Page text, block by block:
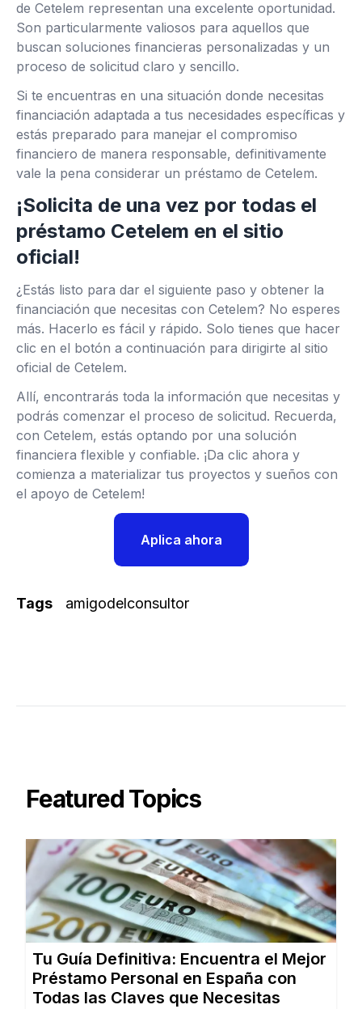
de Cetelem representan una excelente oportunidad.
Son particularmente valiosos para aquellos que
buscan soluciones financieras personalizadas y un
proceso de solicitud claro y sencillo.
Si te encuentras en una situación donde necesitas
financiación adaptada a tus necesidades específicas y
estás preparado para manejar el compromiso
financiero de manera responsable, definitivamente
vale la pena considerar un préstamo de Cetelem.
¡Solicita de una vez por todas el
préstamo Cetelem en el sitio
oficial!
¿Estás listo para dar el siguiente paso y obtener la
financiación que necesitas con Cetelem? No esperes
más. Hacerlo es fácil y rápido. Solo tienes que hacer
clic en el botón a continuación para dirigirte al sitio
oficial de Cetelem.
Allí, encontrarás toda la información que necesitas y
podrás comenzar el proceso de solicitud. Recuerda,
con Cetelem, estás optando por una solución
financiera flexible y confiable. ¡Da clic ahora y
comienza a materializar tus proyectos y sueños con
el apoyo de Cetelem!
Aplica ahora
Tags amigodelconsultor
Featured Topics
Tu Guía Definitiva: Encuentra el Mejor
Préstamo Personal en España con
Todas las Claves que Necesitas